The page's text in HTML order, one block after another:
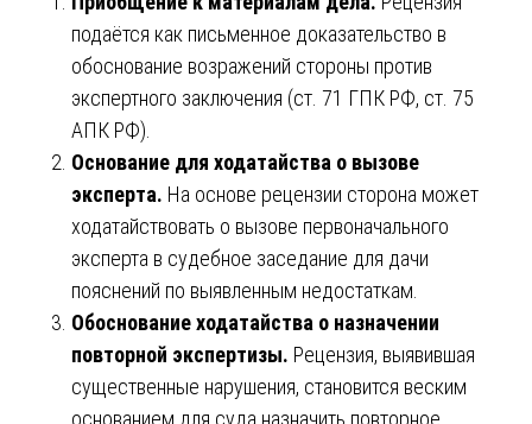
подаётся как письменное доказательство в
обоснование возражений стороны против
экспертного заключения (ст. 71 ГПК РФ, ст. 75
АПК РФ).
Основание для ходатайства о вызове
эксперта. На основе рецензии сторона может
ходатайствовать о вызове первоначального
эксперта в судебное заседание для дачи
пояснений по выявленным недостаткам.
Обоснование ходатайства о назначении
повторной экспертизы. Рецензия, выявившая
существенные нарушения, становится веским
основанием для суда назначить повторное